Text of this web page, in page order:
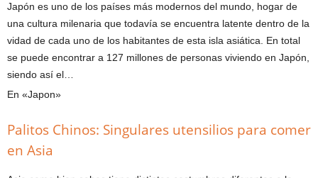
Japón es uno de los países más modernos del mundo, hogar de
una cultura milenaria que todavía se encuentra latente dentro de la
vidad de cada uno de los habitantes de esta isla asiática. En total
se puede encontrar a 127 millones de personas viviendo en Japón,
siendo así el…
En «Japon»
Palitos Chinos: Singulares utensilios para comer
en Asia